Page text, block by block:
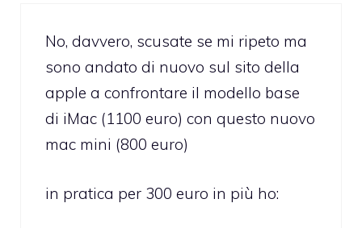
No, davvero, scusate se mi ripeto ma
sono andato di nuovo sul sito della
apple a confrontare il modello base
di iMac (1100 euro) con questo nuovo
mac mini (800 euro)
in pratica per 300 euro in più ho: